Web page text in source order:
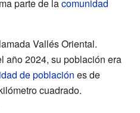
parte de lacomunidad
Vallés Oriental.
año 2024, su población era
de población es de
cuadrado.